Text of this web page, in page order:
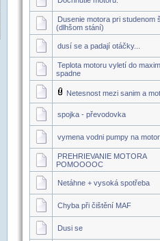
Dusenie motora pri studenom
(dlhšom stání)
dusí se a padají otáčky...
Teplota motoru vyletí do
spadne
Netesnost mezi sanim a
spojka - převodovka
vymena vodni pumpy na
PREHRIEVANIE MOTORA
POMOOOOC
Netáhne + vysoká spotřeba
Chyba při čištění MAF
Dusi se